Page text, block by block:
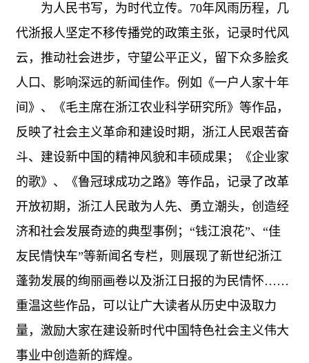
为人民书写，为时代立传。70年风雨历程，几
代浙报人坚定不移传播党的政策主张，记录时代风
云，推动社会进步，守望公平正义，留下众多脍炙
人口、影响深远的新闻佳作。例如《一户人家十年
间》、《毛主席在浙江农业科学研究所》等作品，
反映了社会主义革命和建设时期，浙江人民艰苦奋
斗、建设新中国的精神风貌和丰硕成果；《企业家
的歌》、《鲁冠球成功之路》等作品，记录了改革
开放初期，浙江人民敢为人先、勇立潮头，创造经
济和社会发展奇迹的典型事例；“钱江浪花”、“佳
友民情快车”等新闻名专栏，则展现了新世纪浙江
蓬勃发展的绚丽画卷以及浙江日报的为民情怀……
重温这些作品，可以让广大读者从历史中汲取力
量，激励大家在建设新时代中国特色社会主义伟大
事业中创造新的辉煌。